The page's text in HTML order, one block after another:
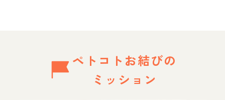
ペトコトお結びの
ミッション